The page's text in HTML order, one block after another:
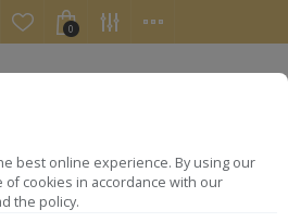
best online experience. By using our
cookies in accordance with our
the policy.
0